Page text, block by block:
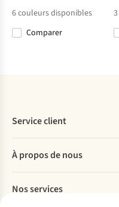
€31,50
€42,98
6couleurs disponibles
Comparer
3
Service client
Commander
Payer
Livraison
À propos de nous
Explore More
Nos services